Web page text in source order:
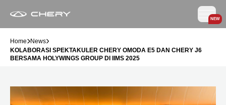
NEW
Home News
KOLABORASI SPEKTAKULER CHERY OMODA E5 DAN CHERY J6
BERSAMA HOLYWINGS GROUP DI IIMS 2025